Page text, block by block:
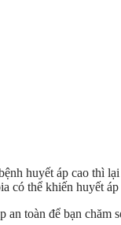
huyết áp cao thì
thể khiến huyết
an toàn để bạn chăm